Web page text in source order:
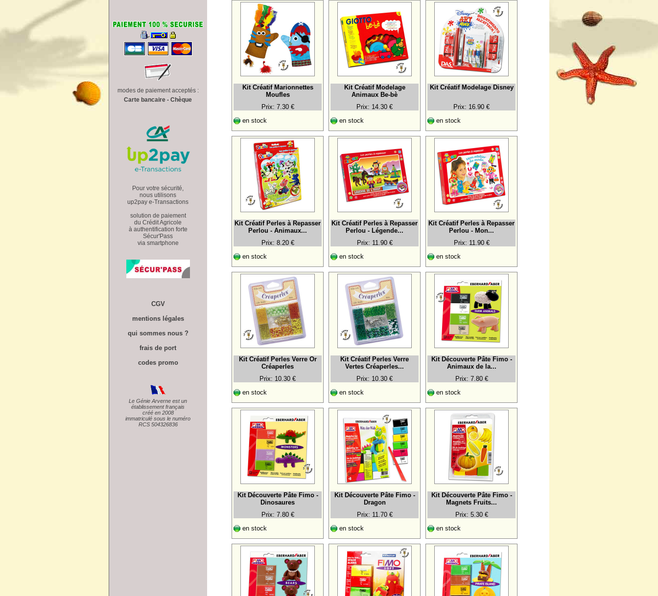
modes de paiement acceptés :
Carte bancaire - Chèque
Pour votre sécurité,
nous utilisons
up2pay e-Transactions
solution de paiement
du Crédit Agricole
à authentification forte
Sécur'Pass
via smartphone
CGV
mentions légales
qui sommes nous ?
frais de port
codes promo
Le Génie Arverne est un
établissement français
créé en 2008
immatriculé sous le numéro
RCS 504326836
Kit Créatif Marionnettes
Moufles
Prix: 7.30 €
en stock
Kit Créatif Modelage
Animaux Be-bè
Prix: 14.30 €
en stock
Kit Créatif Modelage Disney
Prix: 16.90 €
en stock
Kit Créatif Perles à Repasser
Perlou - Animaux...
Prix: 8.20 €
en stock
Kit Créatif Perles à Repasser
Perlou - Légende...
Prix: 11.90 €
en stock
Kit Créatif Perles à Repasser
Perlou - Mon...
Prix: 11.90 €
en stock
Kit Créatif Perles Verre Or
Créaperles
Prix: 10.30 €
en stock
Kit Créatif Perles Verre
Vertes Créaperles...
Prix: 10.30 €
en stock
Kit Découverte Pâte Fimo -
Animaux de la...
Prix: 7.80 €
en stock
Kit Découverte Pâte Fimo -
Dinosaures
Prix: 7.80 €
en stock
Kit Découverte Pâte Fimo -
Dragon
Prix: 11.70 €
en stock
Kit Découverte Pâte Fimo -
Magnets Fruits...
Prix: 5.30 €
en stock